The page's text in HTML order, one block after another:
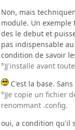
Non, mais
module. Un
des le debut et
pas indispensable
condition de savoir
°)J'installe avant
C'est la base.
°)Je copie un fichier
renommant .config.
oui, a condition qu'il